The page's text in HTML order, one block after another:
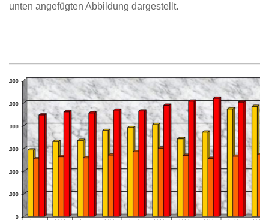
unten angefügten Abbildung dargestellt.